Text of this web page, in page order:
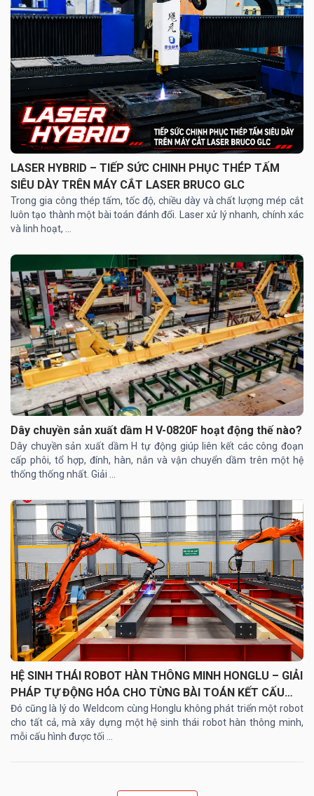
LASER HYBRID – TIẾP SỨC CHINH PHỤC THÉP TẤM
SIÊU DÀY TRÊN MÁY CẮT LASER BRUCO GLC
Trong gia công thép tấm, tốc độ, chiều dày và chất lượng mép cắt
luôn tạo thành một bài toán đánh đổi. Laser xử lý nhanh, chính xác
và linh hoạt, ...
Dây chuyền sản xuất dầm H V-0820F hoạt động thế nào?
Dây chuyền sản xuất dầm H tự động giúp liên kết các công đoạn
cấp phôi, tổ hợp, đính, hàn, nắn và vận chuyển dầm trên một hệ
thống thống nhất. Giải ...
HỆ SINH THÁI ROBOT HÀN THÔNG MINH HONGLU – GIẢI
PHÁP TỰ ĐỘNG HÓA CHO TỪNG BÀI TOÁN KẾT CẤU
THÉP
Đó cũng là lý do Weldcom cùng Honglu không phát triển một robot
cho tất cả, mà xây dựng một hệ sinh thái robot hàn thông minh,
mỗi cấu hình được tối ...